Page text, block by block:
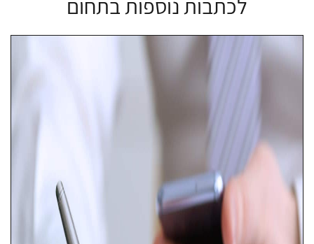
לכתבות נוספות בתחום